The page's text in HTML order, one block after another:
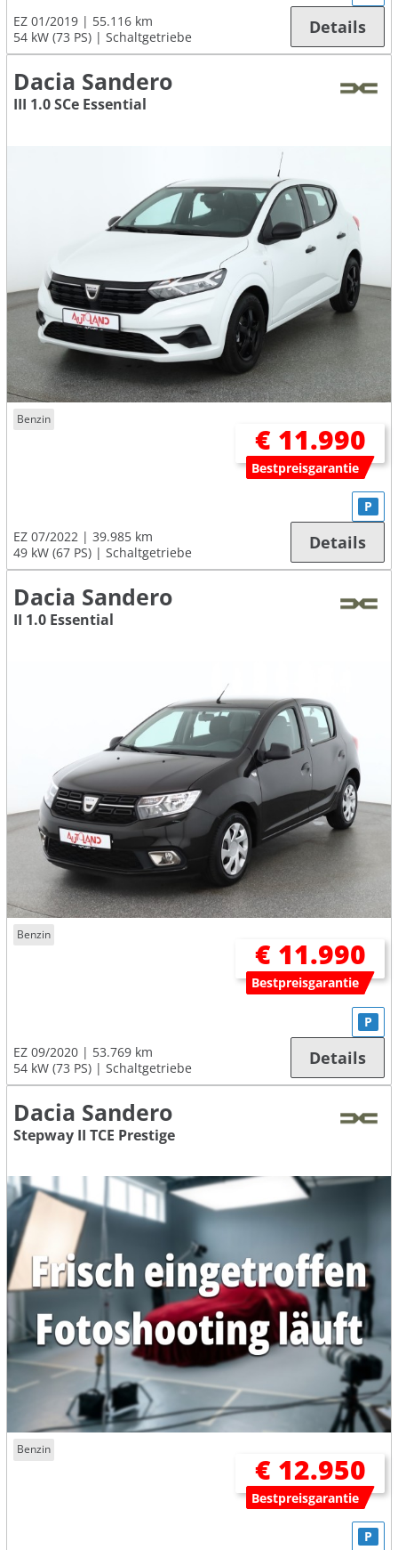
EZ 01/2019
55.116 km
54 kW (73 PS)
Schaltgetriebe Details
Dacia Sandero
III 1.0 SCe Essential
Benzin
€ 11.990
Bestpreisgarantie
EZ 07/2022
39.985 km
49 kW (67 PS)
Schaltgetriebe
P
Details
Dacia Sandero
II 1.0 Essential
Benzin
€ 11.990
Bestpreisgarantie
EZ 09/2020
53.769 km
54 kW (73 PS)
Schaltgetriebe
P
Details
Dacia Sandero
Stepway II TCE Prestige
Benzin
€ 12.950
Bestpreisgarantie
P